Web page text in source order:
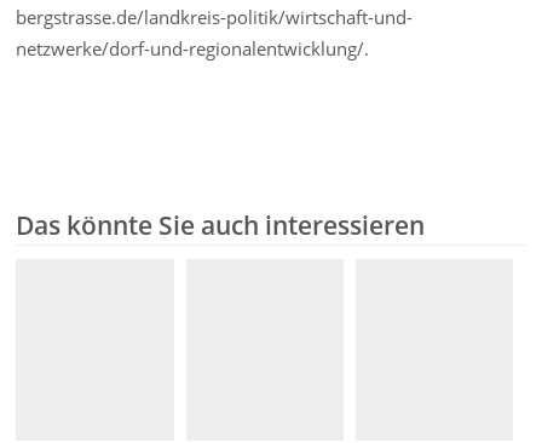
bergstrasse.de/landkreis-politik/wirtschaft-und-
netzwerke/dorf-und-regionalentwicklung/.
Das könnte Sie auch interessieren